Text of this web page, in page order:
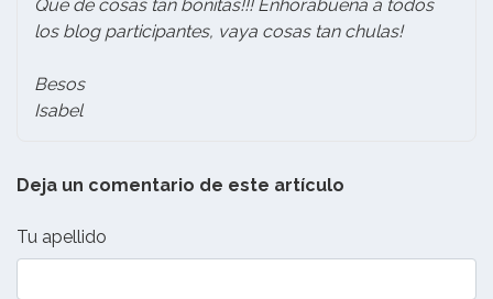
Que de cosas tan bonitas!!! Enhorabuena a todos
los blog participantes, vaya cosas tan chulas!
Besos
Isabel
Deja un comentario de este artículo
Tu apellido